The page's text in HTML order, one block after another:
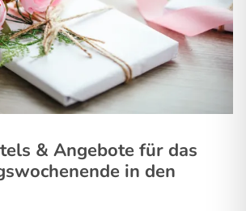
& Angebote für das
in den